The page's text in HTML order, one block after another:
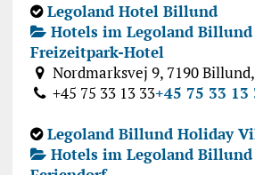
Legoland Hotel Billund
Hotels im Legoland Billund
Freizeitpark-Hotel
Nordmarksvej 9, 7190
+45 75 33 13 33+45 75 33 13
Legoland Billund Holiday
Hotels im Legoland Billund